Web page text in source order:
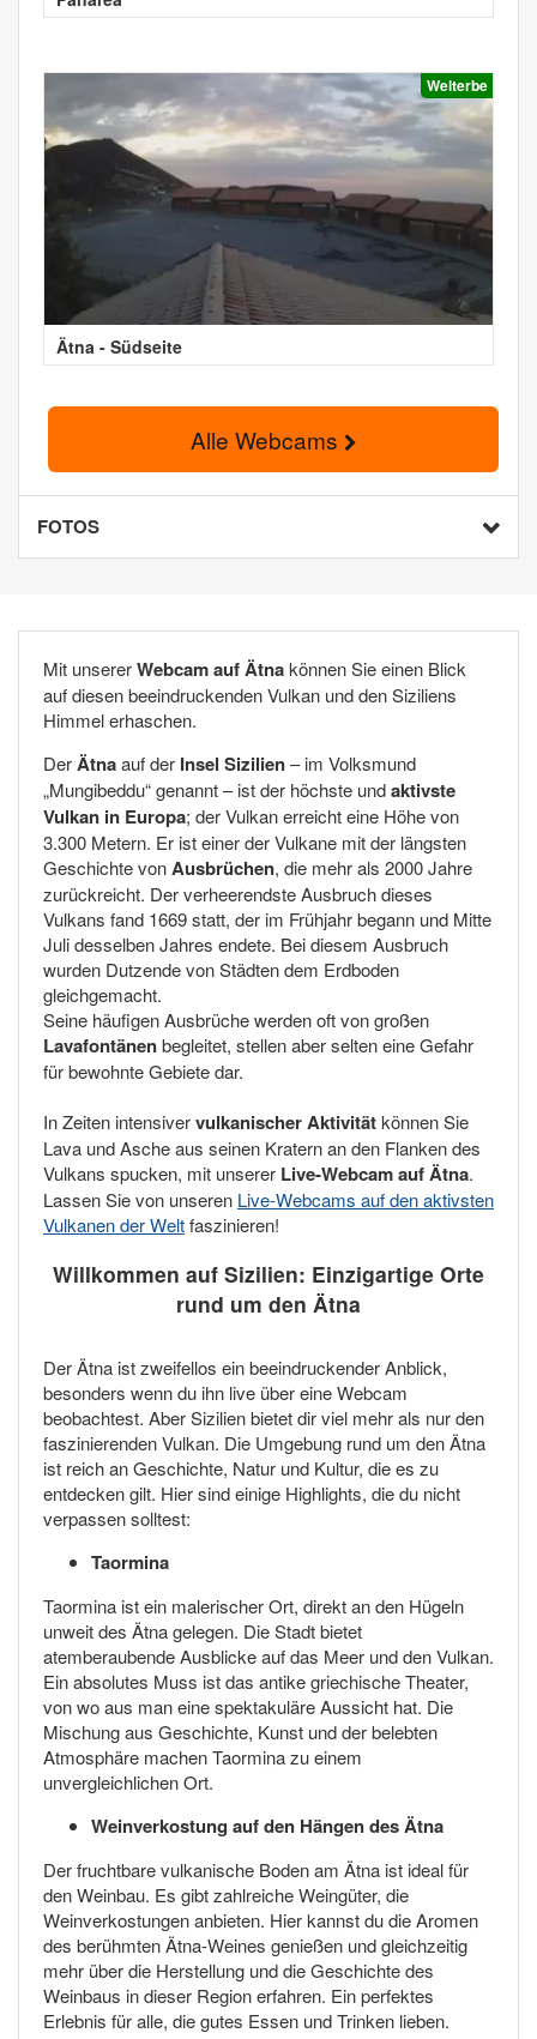
Welterbe
Ätna - Südseite
Alle Webcams
FOTOS
Mit unsererWebcam auf Ätnakönnen Sie einen Blick
auf diesen beeindruckenden Vulkan und den Siziliens
Himmel erhaschen.
DerÄtnaauf der Insel Sizilien– im Volksmund
„Mungibeddu“ genannt – ist der höchste undaktivste
Vulkan in Europa; der Vulkan erreicht eine Höhe von
3.300 Metern. Er ist einer der Vulkane mit der längsten
Geschichte vonAusbrüchen, die mehr als 2000 Jahre
zurückreicht. Der verheerendste Ausbruch dieses
Vulkans fand 1669 statt, der im Frühjahr begann und Mitte
Juli desselben Jahres endete. Bei diesem Ausbruch
wurden Dutzende von Städten dem Erdboden
gleichgemacht.
Seine häufigen Ausbrüche werden oft von großen
Lavafontänenbegleitet, stellen aber selten eine Gefahr
für bewohnte Gebiete dar.
In Zeiten intensivervulkanischer Aktivitätkönnen Sie
Lava und Asche aus seinen Kratern an den Flanken des
Vulkans spucken, mit unserer Live-Webcam auf Ätna.
Lassen Sie von unseren Live-Webcams auf den aktivsten
Vulkanen der Weltfaszinieren!
Willkommen auf Sizilien: Einzigartige Orte
rund um den Ätna
Der Ätna ist zweifellos ein beeindruckender Anblick,
besonders wenn du ihn live über eine Webcam
beobachtest. Aber Sizilien bietet dir viel mehr als nur den
faszinierenden Vulkan. Die Umgebung rund um den Ätna
ist reich an Geschichte, Natur und Kultur, die es zu
entdecken gilt. Hier sind einige Highlights, die du nicht
verpassen solltest:
Taormina
Taormina ist ein malerischer Ort, direkt an den Hügeln
unweit des Ätna gelegen. Die Stadt bietet
atemberaubende Ausblicke auf das Meer und den Vulkan.
Ein absolutes Muss ist das antike griechische Theater,
von wo aus man eine spektakuläre Aussicht hat. Die
Mischung aus Geschichte, Kunst und der belebten
Atmosphäre machen Taormina zu einem
unvergleichlichen Ort.
Weinverkostung auf den Hängen des Ätna
Der fruchtbare vulkanische Boden am Ätna ist ideal für
den Weinbau. Es gibt zahlreiche Weingüter, die
Weinverkostungen anbieten. Hier kannst du die Aromen
des berühmten Ätna-Weines genießen und gleichzeitig
mehr über die Herstellung und die Geschichte des
Weinbaus in dieser Region erfahren. Ein perfektes
Erlebnis für alle, die gutes Essen und Trinken lieben.